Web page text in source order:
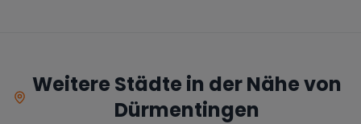
Weitere Städte in der Nähe von
Dürmentingen